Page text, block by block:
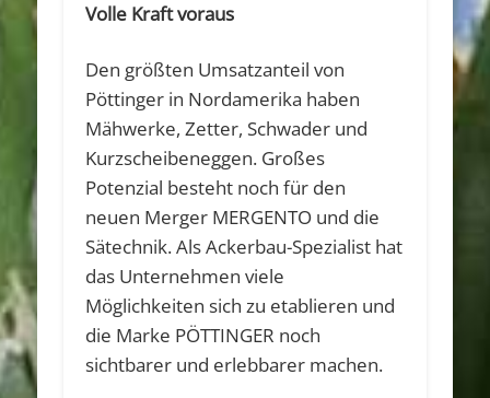
Volle Kraft voraus
Den größten Umsatzanteil von
Pöttinger in Nordamerika haben
Mähwerke, Zetter, Schwader und
Kurzscheibeneggen. Großes
Potenzial besteht noch für den
neuen Merger MERGENTO und die
Sätechnik. Als Ackerbau-Spezialist hat
das Unternehmen viele
Möglichkeiten sich zu etablieren und
die Marke PÖTTINGER noch
sichtbarer und erlebbarer machen.